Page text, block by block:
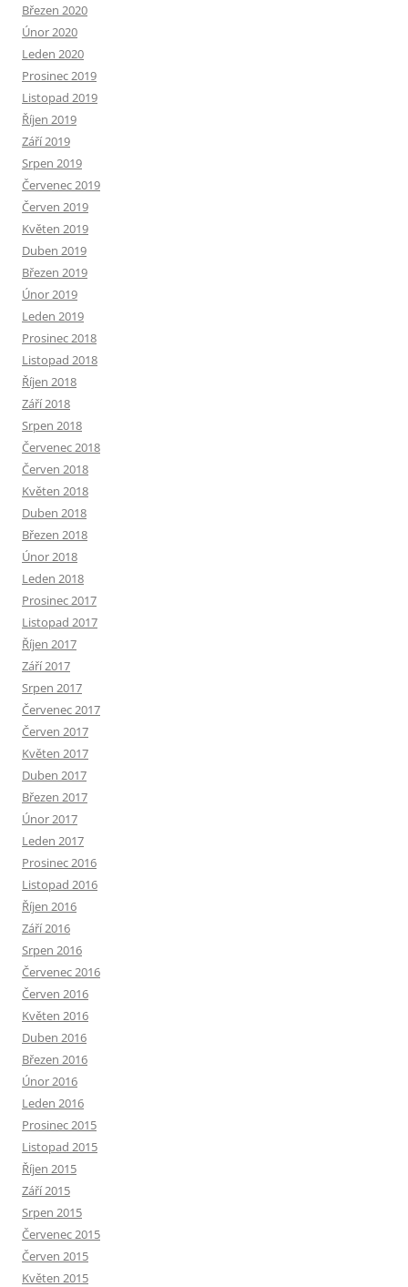
Březen 2020
Únor 2020
Leden 2020
Prosinec 2019
Listopad 2019
Říjen 2019
Září 2019
Srpen 2019
Červenec 2019
Červen 2019
Květen 2019
Duben 2019
Březen 2019
Únor 2019
Leden 2019
Prosinec 2018
Listopad 2018
Říjen 2018
Září 2018
Srpen 2018
Červenec 2018
Červen 2018
Květen 2018
Duben 2018
Březen 2018
Únor 2018
Leden 2018
Prosinec 2017
Listopad 2017
Říjen 2017
Září 2017
Srpen 2017
Červenec 2017
Červen 2017
Květen 2017
Duben 2017
Březen 2017
Únor 2017
Leden 2017
Prosinec 2016
Listopad 2016
Říjen 2016
Září 2016
Srpen 2016
Červenec 2016
Červen 2016
Květen 2016
Duben 2016
Březen 2016
Únor 2016
Leden 2016
Prosinec 2015
Listopad 2015
Říjen 2015
Září 2015
Srpen 2015
Červenec 2015
Červen 2015
Květen 2015